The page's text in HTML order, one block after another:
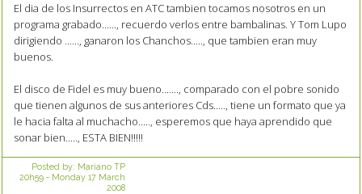
El dia de los Insurrectos en ATC tambien tocamos nosotros en un
programa grabado......, recuerdo verlos entre bambalinas. Y Tom Lupo
dirigiendo ......, ganaron los Chanchos....., que tambien eran muy
buenos.
El disco de Fidel es muy bueno......., comparado con el pobre sonido
que tienen algunos de sus anteriores Cds....., tiene un formato que ya
le hacia falta al muchacho....., esperemos que haya aprendido que
sonar bien....., ESTA BIEN!!!!!
Posted by: Mariano TP
20h59- Monday 17 March
2008